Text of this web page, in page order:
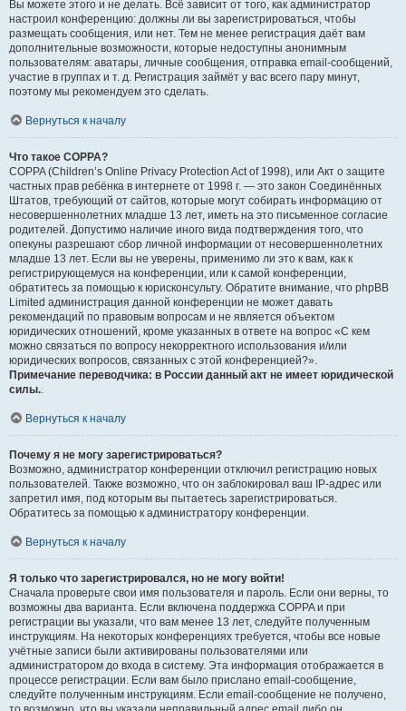
Вы можете этого и не делать. Всё зависит от того, как администратор
настроил конференцию: должны ли вы зарегистрироваться, чтобы
размещать сообщения, или нет. Тем не менее регистрация даёт вам
дополнительные возможности, которые недоступны анонимным
пользователям: аватары, личные сообщения, отправка email-сообщений,
участие в группах и т. д. Регистрация займёт у вас всего пару минут,
поэтому мы рекомендуем это сделать.
Вернуться к началу
Что такое COPPA?
COPPA (Children’s Online Privacy Protection Act of 1998), или Акт о защите
частных прав ребёнка в интернете от 1998 г. — это закон Соединённых
Штатов, требующий от сайтов, которые могут собирать информацию от
несовершеннолетних младше 13 лет, иметь на это письменное согласие
родителей. Допустимо наличие иного вида подтверждения того, что
опекуны разрешают сбор личной информации от несовершеннолетних
младше 13 лет. Если вы не уверены, применимо ли это к вам, как к
регистрирующемуся на конференции, или к самой конференции,
обратитесь за помощью к юрисконсульту. Обратите внимание, что phpBB
Limited администрация данной конференции не может давать
рекомендаций по правовым вопросам и не является объектом
юридических отношений, кроме указанных в ответе на вопрос «С кем
можно связаться по вопросу некорректного использования и/или
юридических вопросов, связанных с этой конференцией?».
Примечание переводчика: в России данный акт не имеет юридической
силы..
Вернуться к началу
Почему я не могу зарегистрироваться?
Возможно, администратор конференции отключил регистрацию новых
пользователей. Также возможно, что он заблокировал ваш IP-адрес или
запретил имя, под которым вы пытаетесь зарегистрироваться.
Обратитесь за помощью к администратору конференции.
Вернуться к началу
Я только что зарегистрировался, но не могу войти!
Сначала проверьте свои имя пользователя и пароль. Если они верны, то
возможны два варианта. Если включена поддержка COPPA и при
регистрации вы указали, что вам менее 13 лет, следуйте полученным
инструкциям. На некоторых конференциях требуется, чтобы все новые
учётные записи были активированы пользователями или
администратором до входа в систему. Эта информация отображается в
процессе регистрации. Если вам было прислано email-сообщение,
следуйте полученным инструкциям. Если email-сообщение не получено,